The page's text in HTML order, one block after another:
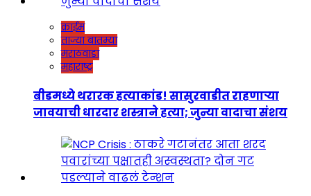
क्राईम
ताज्या बातम्या
मराठवाडा
महाराष्ट्र
बीडमध्ये थरारक हत्याकांड! सासुरवाडीत राहणाऱ्या
जावयाची धारदार शस्त्राने हत्या; जुन्या वादाचा संशय